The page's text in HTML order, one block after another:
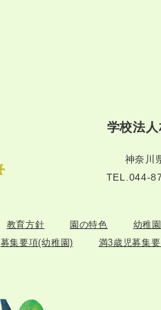
学校法
神奈川
TEL.044-
教育方針 園の特色 幼稚
募集要項(幼稚園)
満3歳児募集